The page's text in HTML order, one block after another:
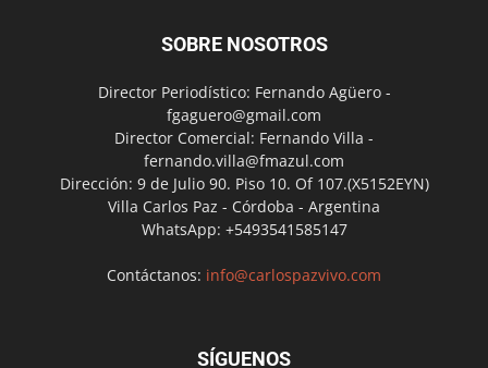
SOBRE NOSOTROS
Director Periodístico: Fernando Agüero -
fgaguero@gmail.com
Director Comercial: Fernando Villa -
fernando.villa@fmazul.com
Dirección: 9 de Julio 90. Piso 10. Of 107.(X5152EYN)
Villa Carlos Paz - Córdoba - Argentina
WhatsApp: +5493541585147
Contáctanos: info@carlospazvivo.com
SÍGUENOS